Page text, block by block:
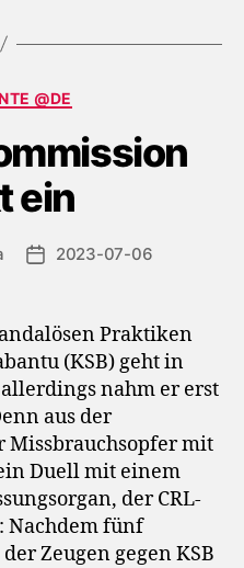
@DE
ein
Post2023-07-06
Praktiken
(KSB) geht in
nahm er erst
aus der
Missbrauchsopfer mit
Duell mit einem
der CRL-
Nachdem fünf
Zeugen gegen KSB